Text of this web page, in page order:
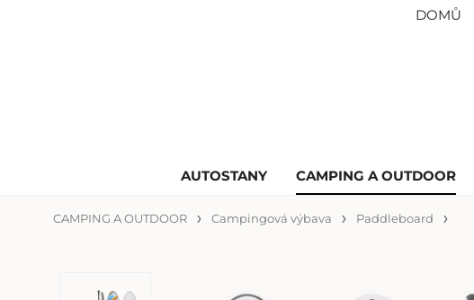
DOMŮ
AUTOSTANY CAMPING A OUTDOOR
CAMPING A OUTDOOR Campingová výbava Paddleboard